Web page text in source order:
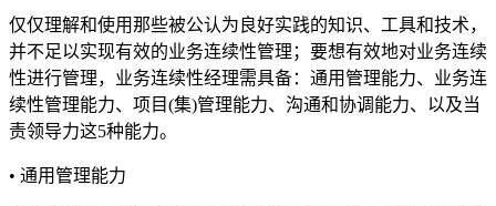
仅仅理解和使用那些被公认为良好实践的知识、工具和技术，
并不足以实现有效的业务连续性管理；要想有效地对业务连续
性进行管理，业务连续性经理需具备：通用管理能力、业务连
续性管理能力、项目(集)管理能力、沟通和协调能力、以及当
责领导力这5种能力。
• 通用管理能力